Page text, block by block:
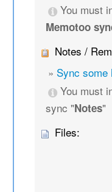
You must
Memotoo
Notes /
» Sync some
You must
sync "Notes"
Files: